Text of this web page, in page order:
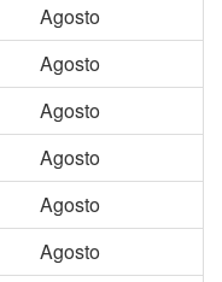
Agosto
Agosto
Agosto
Agosto
Agosto
Agosto